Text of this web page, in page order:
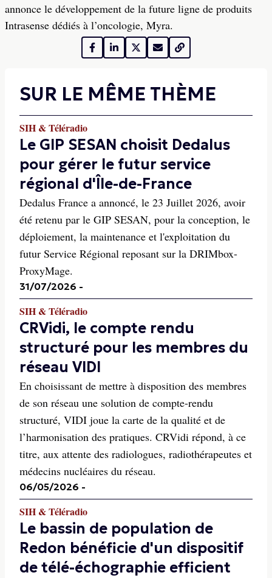
annonce le développement de la future ligne de produits
Intrasense dédiés à l’oncologie, Myra.
SUR LE MÊME THÈME
SIH & Téléradio
Le GIP SESAN choisit Dedalus
pour gérer le futur service
régional d'Île-de-France
Dedalus France a annoncé, le 23 Juillet 2026, avoir
été retenu par le GIP SESAN, pour la conception, le
déploiement, la maintenance et l'exploitation du
futur Service Régional reposant sur la DRIMbox-
ProxyMage.
31/07/2026 -
SIH & Téléradio
CRVidi, le compte rendu
structuré pour les membres du
réseau VIDI
En choisissant de mettre à disposition des membres
de son réseau une solution de compte-rendu
structuré, VIDI joue la carte de la qualité et de
l’harmonisation des pratiques. CRVidi répond, à ce
titre, aux attente des radiologues, radiothérapeutes et
médecins nucléaires du réseau.
06/05/2026 -
SIH & Téléradio
Le bassin de population de
Redon bénéficie d'un dispositif
de télé-échographie efficient